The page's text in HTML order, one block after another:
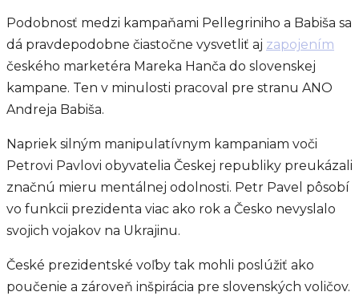
Podobnosť medzi kampaňami Pellegriniho a Babiša sa
dá pravdepodobne čiastočne vysvetliť aj zapojením
českého marketéra Mareka Hanča do slovenskej
kampane. Ten v minulosti pracoval pre stranu ANO
Andreja Babiša.
Napriek silným manipulatívnym kampaniam voči
Petrovi Pavlovi obyvatelia Českej republiky preukázali
značnú mieru mentálnej odolnosti. Petr Pavel pôsobí
vo funkcii prezidenta viac ako rok a Česko nevyslalo
svojich vojakov na Ukrajinu.
České prezidentské voľby tak mohli poslúžiť ako
poučenie a zároveň inšpirácia pre slovenských voličov.